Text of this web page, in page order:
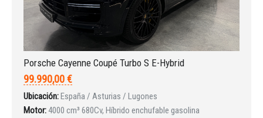
Porsche Cayenne Coupé Turbo S E-Hybrid
99.990,00 €
Ubicación:España / Asturias / Lugones
Motor:4000 cm³ 680Cv, Híbrido enchufable gasolina